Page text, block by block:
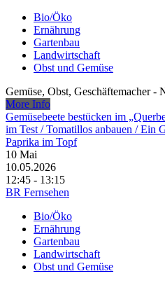
Bio/Öko
Ernährung
Gartenbau
Landwirtschaft
Obst und Gemüse
Gemüse, Obst, Geschäftemacher -
More Info
Gemüsebeete bestücken im
im Test /​ Tomatillos anbauen /​ Ein
Paprika im Topf
10 Mai
10.05.2026
12:45 - 13:15
BR Fernsehen
Bio/Öko
Ernährung
Gartenbau
Landwirtschaft
Obst und Gemüse